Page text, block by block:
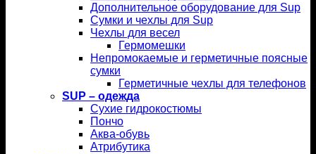
Дополнительное оборудование для Sup
Сумки и чехлы для Sup
Чехлы для весел
Гермомешки
Непромокаемые и герметичные поясные
сумки
Герметичные чехлы для телефонов
SUP – одежда
Сухие гидрокостюмы
Пончо
Аква-обувь
Атрибутика